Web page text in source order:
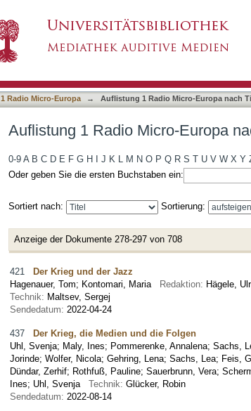
1 Radio Micro-Europa → Auflistung 1 Radio Micro-Europa nach
Auflistung 1 Radio Micro-Europa
0-9 A B C D E F G H J K L M N O P Q R S T U V W X Y
Oder geben Sie die ersten Buchstaben ein:
Sortiert nach: Sortierung:
Anzeige der Dokumente 278-297 von 708
421 Der Krieg und der Jazz
Hagenauer, Tom; Kontomari, Maria Redaktion: Hägele,
Technik: Maltsev, Sergej
Sendedatum: 2022-04-24
437 Der Krieg, die Medien und die Folgen
Uhl, Svenja; Maly, Ines; Pommerenke, Annalena; Sachs,
Jorinde; Wolfer, Nicola; Gehring, Lena; Sachs, Lea; Feis,
Dündar, Zerhif; Rothfuß, Pauline; Sauerbrunn, Vera;
Ines; Uhl, Svenja Technik: Glücker, Robin
Sendedatum: 2022-08-14